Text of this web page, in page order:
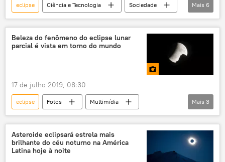
eclipse Ciência e Tecnologia
Sociedade
Notícias
Eclipse solar
eclipse lunar
Lua
NASA Terra
Mais 6
Beleza do fenômeno do eclipse lunar
parcial é vista em torno do mundo
17 de julho 2019, 08:30
eclipse Fotos
Multimídia
satélite
fenômeno
Lua
Terra
Mais 3
Asteroide eclipsará estrela mais
brilhante do céu noturno na América
Latina hoje à noite